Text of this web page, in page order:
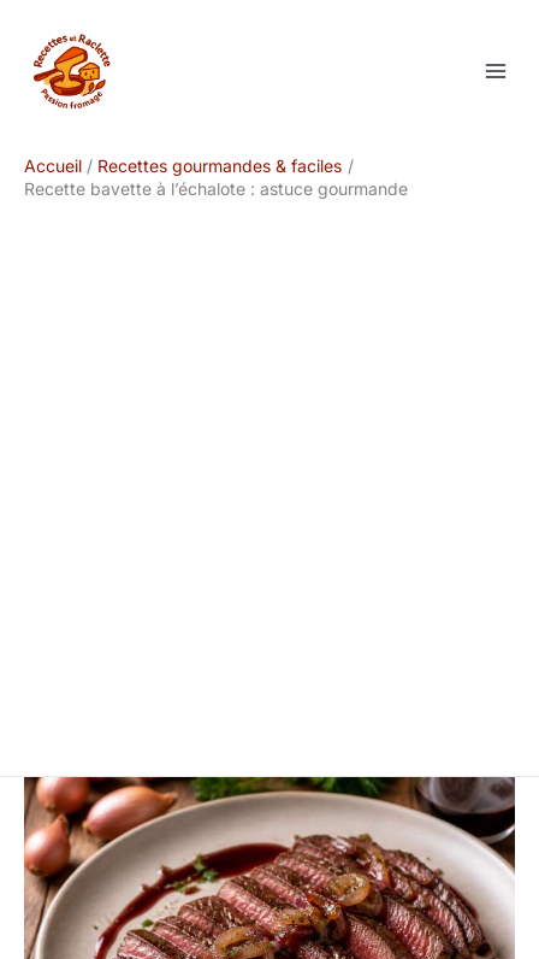
contenu
Accueil
Recettes gourmandes & faciles
Recette bavette à l’échalote : astuce gourmande